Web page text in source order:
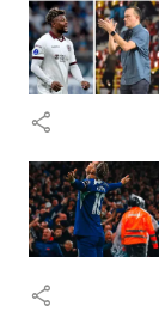
share
share